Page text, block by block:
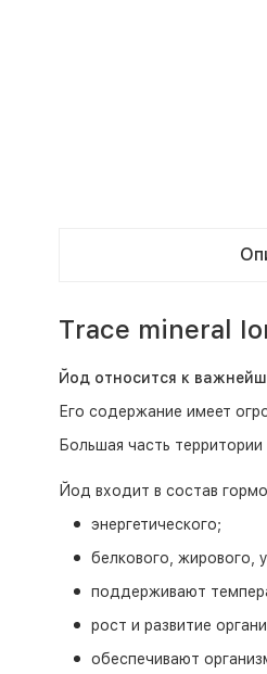
Тrace mineral
Йод относится к
Его содержание имеет
Большая часть
Йод входит в состав
энергетического;
белкового, жирового,
поддерживают
рост и развитие
обеспечивают